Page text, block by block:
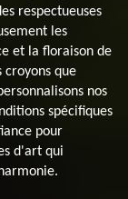
respectueuses
les
et la floraison de
croyons que
nos
spécifiques
pour
d'art qui